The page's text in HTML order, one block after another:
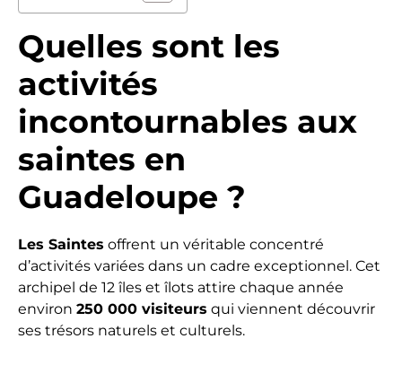
Quelles sont les
activités
incontournables aux
saintes en
Guadeloupe ?
Les Saintes offrent un véritable concentré
d’activités variées dans un cadre exceptionnel. Cet
archipel de 12 îles et îlots attire chaque année
environ 250 000 visiteurs qui viennent découvrir
ses trésors naturels et culturels.